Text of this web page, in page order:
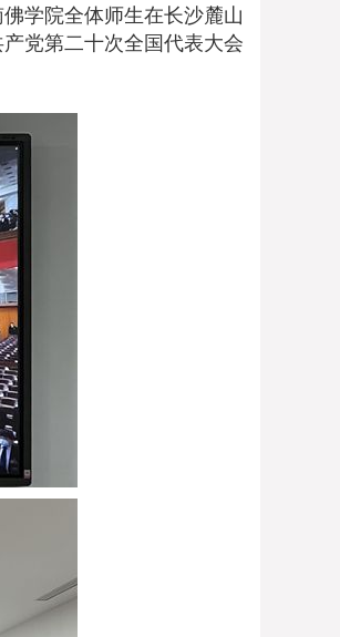
学院全体师生在长沙麓山
党第二十次全国代表大会